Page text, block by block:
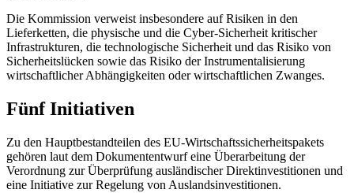
Die Kommission verweist insbesondere auf Risiken in den
Lieferketten, die physische und die Cyber-Sicherheit kritischer
Infrastrukturen, die technologische Sicherheit und das Risiko von
Sicherheitslücken sowie das Risiko der Instrumentalisierung
wirtschaftlicher Abhängigkeiten oder wirtschaftlichen Zwanges.
Fünf Initiativen
Zu den Hauptbestandteilen des EU-Wirtschaftssicherheitspakets
gehören laut dem Dokumententwurf eine Überarbeitung der
Verordnung zur Überprüfung ausländischer Direktinvestitionen und
eine Initiative zur Regelung von Auslandsinvestitionen.